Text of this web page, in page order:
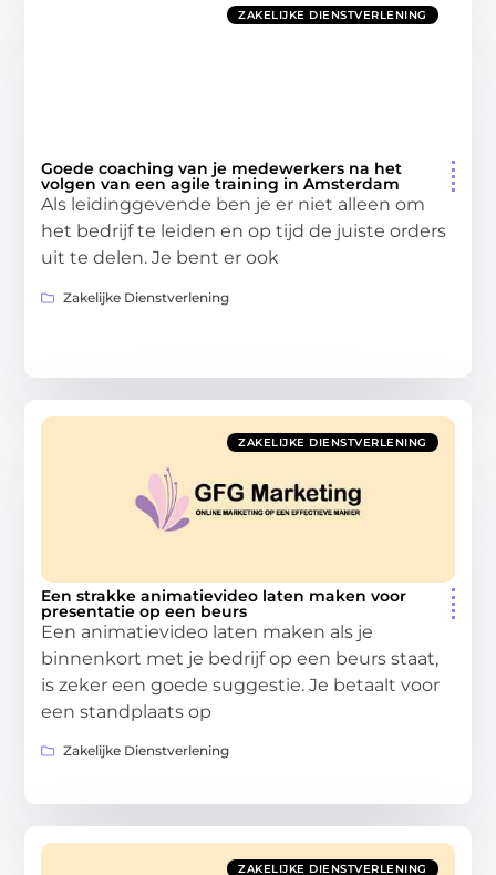
ZAKELIJKE DIENSTVERLENING
Goede coaching van je medewerkers na het
volgen van een agile training in Amsterdam
Als leidinggevende ben je er niet alleen om
het bedrijf te leiden en op tijd de juiste orders
uit te delen. Je bent er ook
Zakelijke Dienstverlening
ZAKELIJKE DIENSTVERLENING
Een strakke animatievideo laten maken voor
presentatie op een beurs
Een animatievideo laten maken als je
binnenkort met je bedrijf op een beurs staat,
is zeker een goede suggestie. Je betaalt voor
een standplaats op
Zakelijke Dienstverlening
ZAKELIJKE DIENSTVERLENING